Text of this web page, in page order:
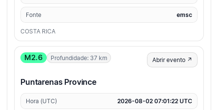
Fonte emsc
COSTA RICA
M2.6 Profundidade: 37 km Abrir evento ↗
Puntarenas Province
Hora (UTC) 2026-08-02 07:01:22 UTC